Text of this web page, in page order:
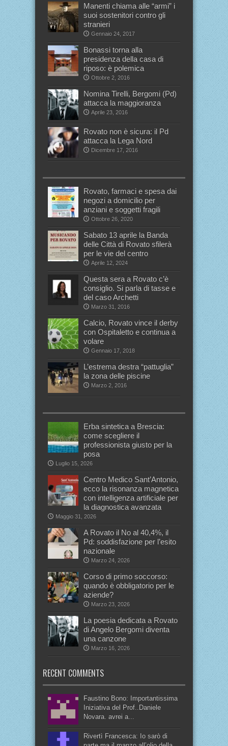
Manenti chiama alle “armi” i
suoi sostenitori contro gli
stranieri
Gennaio 24, 2017
Bonassi torna alla
presidenza della casa di
riposo: è polemica
Ottobre 2, 2016
Nomina Tirelli, Bergomi (Pd)
attacca la maggioranza
Aprile 23, 2016
Rovato non è sicura: il Pd
attacca la Lega Nord
Dicembre 17, 2016
Rovato, farmaci e spesa dai
negozi a domicilio per
anziani e soggetti fragili
Ottobre 26, 2020
Sabato 13 aprile la Banda
delle Città di Rovato sfilerà
per le vie del centro
Aprile 12, 2024
Questa sera a Rovato c’è
consiglio. Si parla di tasse e
del caso Archetti
Marzo 31, 2016
Calcio, Rovato vince il derby
con Ospitaletto e continua a
volare
Gennaio 17, 2018
L’estrema destra “pattuglia”
la zona delle piscine
Marzo 2, 2016
Erba sintetica a Brescia:
come scegliere il
professionista giusto per la
posa
Luglio 15, 2026
Centro Medico Sant’Antonio,
ecco la risonanza magnetica
con intelligenza artificiale per
la diagnostica avanzata
Maggio 31, 2026
A Rovato il No al 40,4%, il
Pd: soddisfazione per l’esito
nazionale
Marzo 24, 2026
Corso di primo soccorso:
quando è obbligatorio per le
aziende?
Marzo 23, 2026
La poesia dedicata a Rovato
di Angelo Bergomi diventa
una canzone
Marzo 16, 2026
RECENT COMMENTS
Faustino Bono: Importantissima
Iniziativa del Prof..Daniele
Novara. avrei a...
Rivertì Francesca: Io sarò di